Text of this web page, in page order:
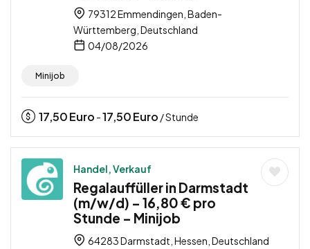
79312 Emmendingen, Baden-
Württemberg, Deutschland
04/08/2026
Minijob
17,50Euro -17,50Euro / Stunde
Handel, Verkauf
Regalauffüller in Darmstadt
(m/w/d) – 16,80 € pro
Stunde – Minijob
64283 Darmstadt, Hessen, Deutschland